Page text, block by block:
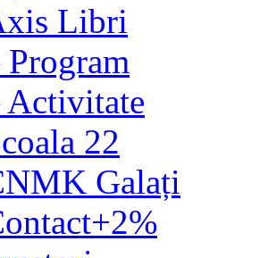
Libri
Program
Activitate
22
Galați